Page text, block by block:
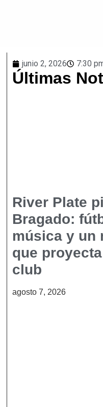
junio 2, 2026 7:30
Últimas
River Plate
Bragado:
música y un
que
club
agosto 7, 2026